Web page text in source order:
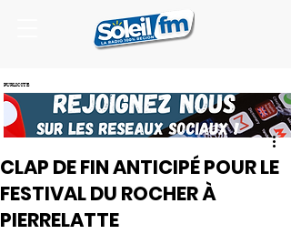
PUBLICITE
CLAP DE FIN ANTICIPÉ POUR LE
FESTIVAL DU ROCHER À
PIERRELATTE